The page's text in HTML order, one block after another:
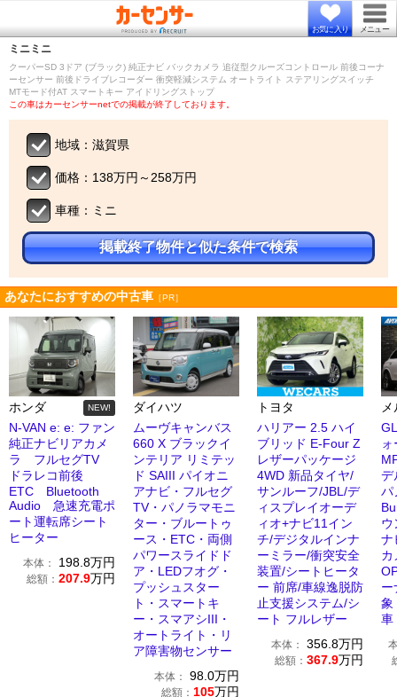
お気に入り メニュー
ミニ ミニ
クーパーSD 3ドア (ブラック) 純正ナビ バックカメラ 追従型クルーズコントロール 前後コーナ
ーセンサー 前後ドライブレコーダー 衝突軽減システム オートライト ステアリングスイッチ
MTモード付AT スマートキー アイドリングストップ
この車はカーセンサーnetでの掲載が終了しております。
地域：滋賀県
価格：138万円～258万円
車種：ミニ
掲載終了物件と似た条件で検索
あなたにおすすめの中古車 ［PR］
ホンダ NEW!
N-VAN e: e: ファン
純正ナビリアカメ
ラ フルセグTV
ドラレコ前後
ETC Bluetooth
Audio 急速充電ポ
ート運転席シート
ヒーター
本体： 198.8万円
総額： 207.9万円
ダイハツ
ムーヴキャンバス
660 X ブラックイ
ンテリア リミテッ
ド SAIII パイオニ
アナビ・フルセグ
TV・パノラマモニ
ター・ブルートゥ
ース・ETC・両側
パワースライドド
ア・LEDフオグ・
プッシュスター
ト・スマートキ
ー・スマアシIII・
オートライト・リ
ア障害物センサー
本体： 98.0万円
総額： 105万円
トヨタ
ハリアー 2.5 ハイ
ブリッド E-Four Z
レザーパッケージ
4WD 新品タイヤ/
サンルーフ/JBL/デ
ィスプレイオーデ
ィオ+ナビ11イン
チ/デジタルインナ
ーミラー/衝突安全
装置/シートヒータ
ー 前席/車線逸脱防
止支援システム/シ
ート フルレザー
本体： 356.8万円
総額： 367.9万円
デ
パ
ウ
ナ
カ
ー
象
車